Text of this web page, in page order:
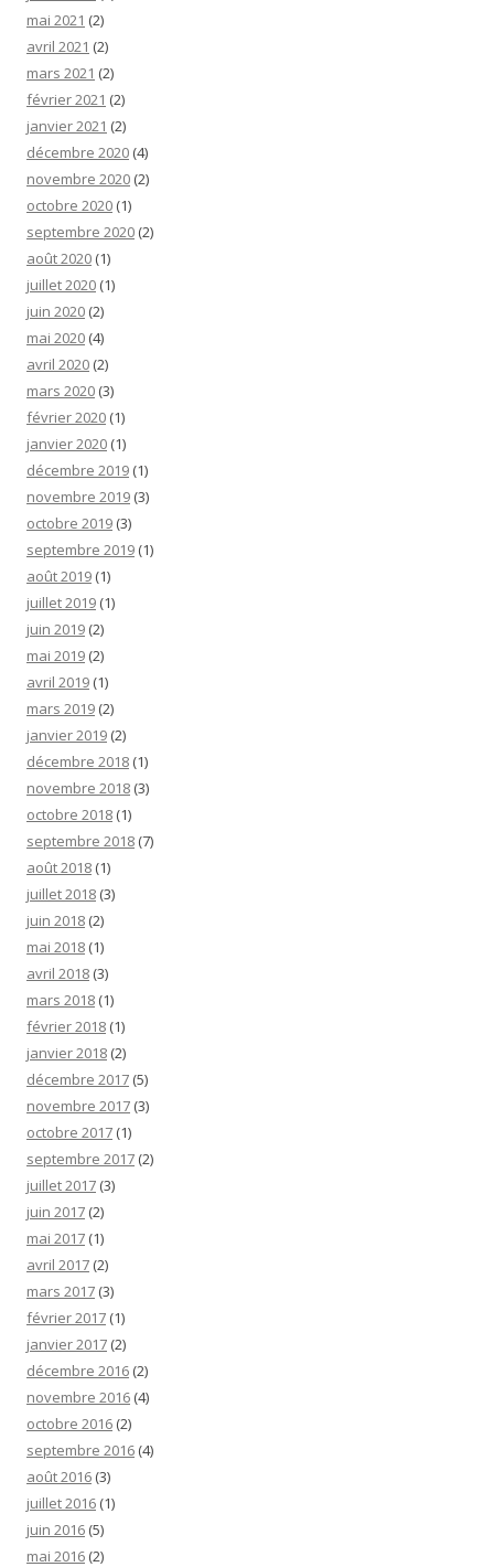
mai 2021 (2)
avril 2021 (2)
mars 2021 (2)
février 2021 (2)
janvier 2021 (2)
décembre 2020 (4)
novembre 2020 (2)
octobre 2020 (1)
septembre 2020 (2)
août 2020 (1)
juillet 2020 (1)
juin 2020 (2)
mai 2020 (4)
avril 2020 (2)
mars 2020 (3)
février 2020 (1)
janvier 2020 (1)
décembre 2019 (1)
novembre 2019 (3)
octobre 2019 (3)
septembre 2019 (1)
août 2019 (1)
juillet 2019 (1)
juin 2019 (2)
mai 2019 (2)
avril 2019 (1)
mars 2019 (2)
janvier 2019 (2)
décembre 2018 (1)
novembre 2018 (3)
octobre 2018 (1)
septembre 2018 (7)
août 2018 (1)
juillet 2018 (3)
juin 2018 (2)
mai 2018 (1)
avril 2018 (3)
mars 2018 (1)
février 2018 (1)
janvier 2018 (2)
décembre 2017 (5)
novembre 2017 (3)
octobre 2017 (1)
septembre 2017 (2)
juillet 2017 (3)
juin 2017 (2)
mai 2017 (1)
avril 2017 (2)
mars 2017 (3)
février 2017 (1)
janvier 2017 (2)
décembre 2016 (2)
novembre 2016 (4)
octobre 2016 (2)
septembre 2016 (4)
août 2016 (3)
juillet 2016 (1)
juin 2016 (5)
mai 2016 (2)